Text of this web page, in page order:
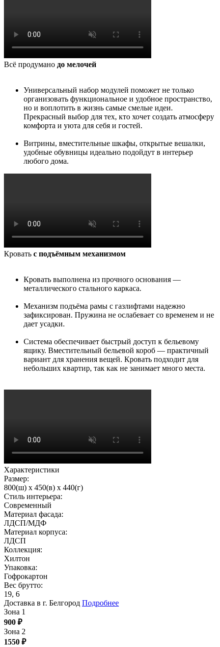
Всё продумано до мелочей
Универсальный набор модулей поможет не только
организовать функциональное и удобное пространство,
но и воплотить в жизнь самые смелые идеи.
Прекрасный выбор для тех, кто хочет создать атмосферу
комфорта и уюта для себя и гостей.
Витрины, вместительные шкафы, открытые вешалки,
удобные обувницы идеально подойдут в интерьер
любого дома.
Кровать с подъёмным механизмом
Кровать выполнена из прочного основания —
металлического стального каркаса.
Механизм подъёма рамы с газлифтами надежно
зафиксирован. Пружина не ослабевает со временем и не
дает усадки.
Система обеспечивает быстрый доступ к бельевому
ящику. Вместительный бельевой короб — практичный
вариант для хранения вещей. Кровать подходит для
небольших квартир, так как не занимает много места.
Характеристики
Размер:
800(ш) x 450(в) x 440(г)
Стиль интерьера:
Современный
Материал фасада:
ЛДСП/МДФ
Материал корпуса:
ЛДСП
Коллекция:
Хилтон
Упаковка:
Гофрокартон
Вес брутто:
19, 6
Доставка в г. Белгород Подробнее
Зона 1
900 ₽
Зона 2
1550 ₽